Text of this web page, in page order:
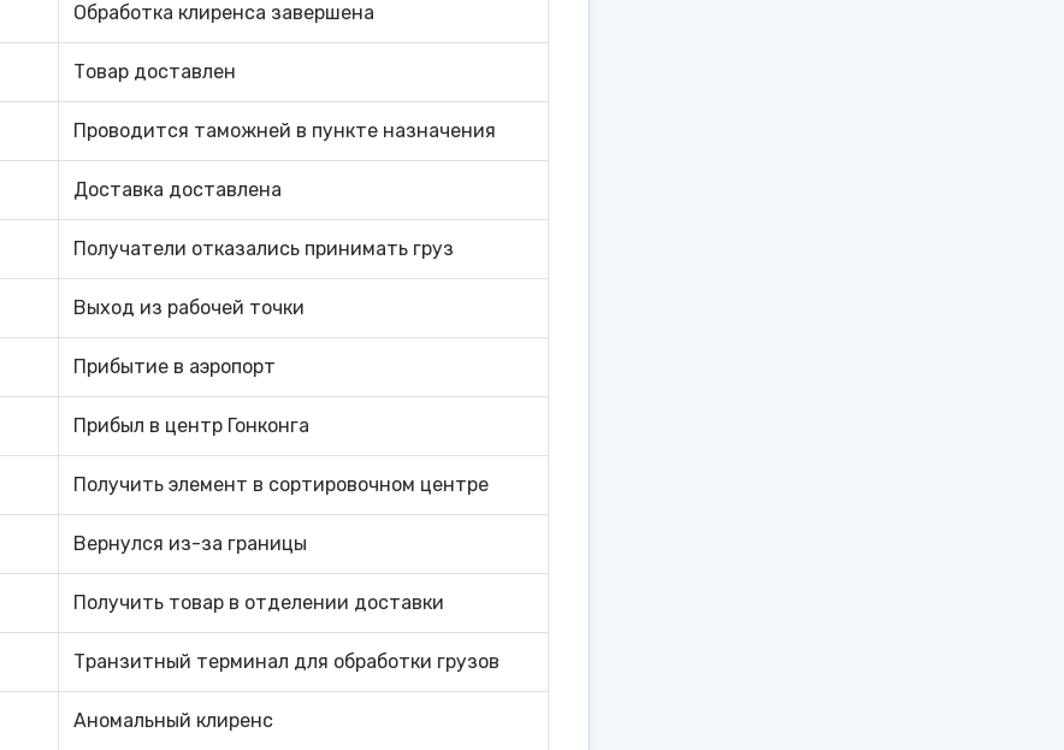
Обработка клиренса завершена
Товар доставлен
Проводится таможней в пункте назначения
Доставка доставлена
Получатели отказались принимать груз
Выход из рабочей точки
Прибытие в аэропорт
Прибыл в центр Гонконга
Получить элемент в сортировочном центре
Вернулся из-за границы
Получить товар в отделении доставки
Транзитный терминал для обработки грузов
Аномальный клиренс